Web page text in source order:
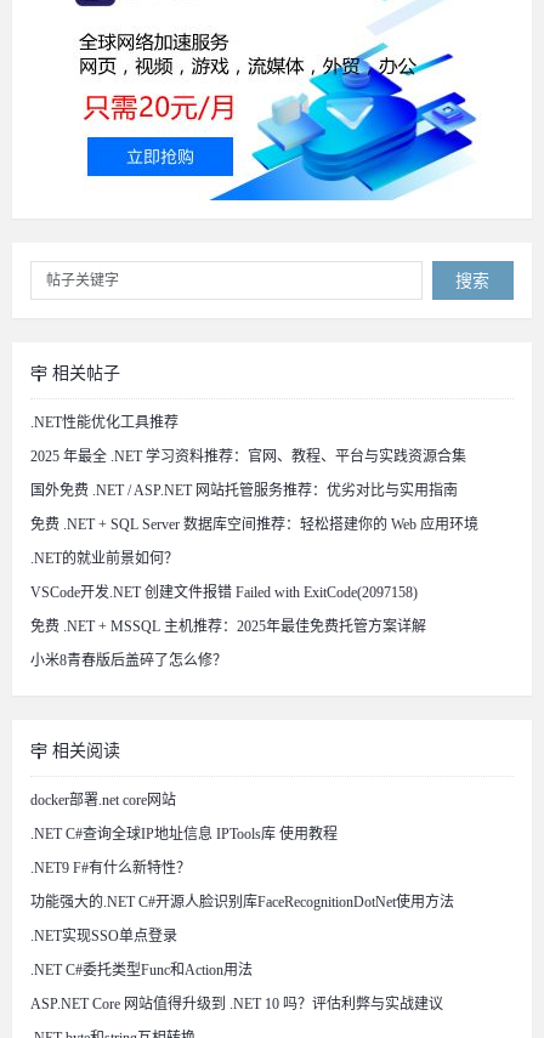
搜索
相关帖子
.NET性能优化工具推荐
2025 年最全 .NET 学习资料推荐：官网、教程、平台与实践资源合集
国外免费 .NET / ASP.NET 网站托管服务推荐：优劣对比与实用指南
免费 .NET + SQL Server 数据库空间推荐：轻松搭建你的 Web 应用环境
.NET的就业前景如何？
VSCode开发.NET 创建文件报错 Failed with ExitCode(2097158)
免费 .NET + MSSQL 主机推荐：2025年最佳免费托管方案详解
小米8青春版后盖碎了怎么修？
相关阅读
docker部署.net core网站
.NET C#查询全球IP地址信息 IPTools库 使用教程
.NET9 F#有什么新特性？
功能强大的.NET C#开源人脸识别库FaceRecognitionDotNet使用方法
.NET实现SSO单点登录
.NET C#委托类型Func和Action用法
ASP.NET Core 网站值得升级到 .NET 10 吗？评估利弊与实战建议